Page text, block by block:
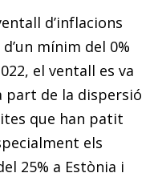
d’inflacions
mínim del 0%
el ventall es va
part de la dispersió
que han patit
els
25% a Estònia i